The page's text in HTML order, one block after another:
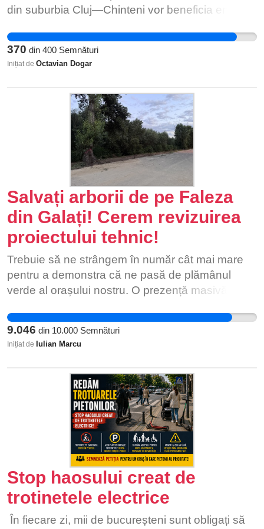
din suburbia Cluj—Chinteni vor beneficia enorm
de escala la autogara Beta (singura linie curenta
de acces cu transport public la Cluj-Napoca)
pentru a face legătura intre orice alt punct de
370 din 400 Semnături
Inițiat de Octavian Dogar
Salvați arborii de pe Faleza
din Galați! Cerem revizuirea
proiectului tehnic!
Trebuie să ne strângem în număr cât mai mare
pentru a demonstra că ne pasă de plămânul
verde al orașului nostru. O prezență masivă de
organizațiilor de mediu și jurnaliștilor în dialogul
cu autoritățile. Semnează și tu pentru a obliga
Primăria Galați și instituțiile de mediu să modifice
verzi, înainte ca tăierile ireversibile să fie
9.046 din 10.000 Semnături
Inițiat de Iulian Marcu
Stop haosului creat de
trotinetele electrice
În fiecare zi, mii de bucureșteni sunt obligați să